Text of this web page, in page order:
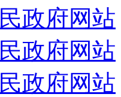
政府网站
政府网站
政府网站